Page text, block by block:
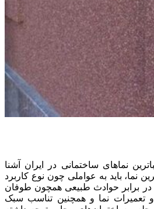
نماهای ساختمانی در ایران آشنا
نما، باید به عواملی چون نوع کاربرد
در برابر حوادث طبیعی همچون طوفان
تعمیرات نما و همچنین تناسب سبک